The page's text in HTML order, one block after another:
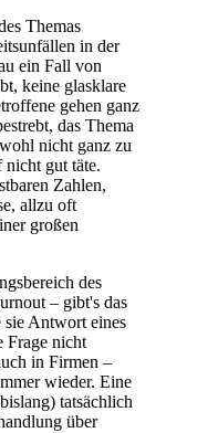
Themas
in der
ein Fall von
keine glasklare
gehen ganz
das Thema
nicht ganz zu
nicht gut täte.
Zahlen,
allzu oft
großen
des
– gibt's das
Antwort eines
Frage nicht
in Firmen –
wieder. Eine
tatsächlich
über